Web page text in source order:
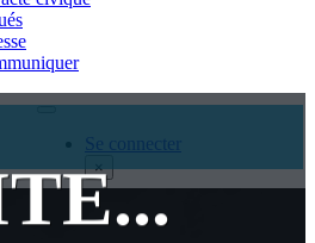
Rechercher
×
Se connecter